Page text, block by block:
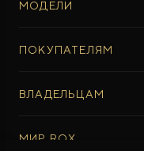
МОДЕЛИ
ROX ADAMAS
ПОКУПАТЕЛЯМ
Авто в наличии
Тест-драйв
ВЛАДЕЛЬЦАМ
МИР ROX